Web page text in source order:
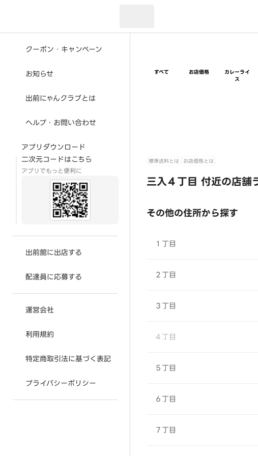
クーポン・キャンペーン
お知らせ
出前にゃんクラブとは
ヘルプ・お問い合わせ
アプリダウンロード
二次元コードはこちら
アプリでもっと便利に
出前館に出店する
配達員に応募する
運営会社
利用規約
特定商取引法に基づく表記
プライバシーポリシー
すべて お店価格
カレーライ
ス
標準送料とは お店価格とは
三入４丁目 付近の店舗
その他の住所から探す
１丁目
２丁目
３丁目
４丁目
５丁目
６丁目
７丁目